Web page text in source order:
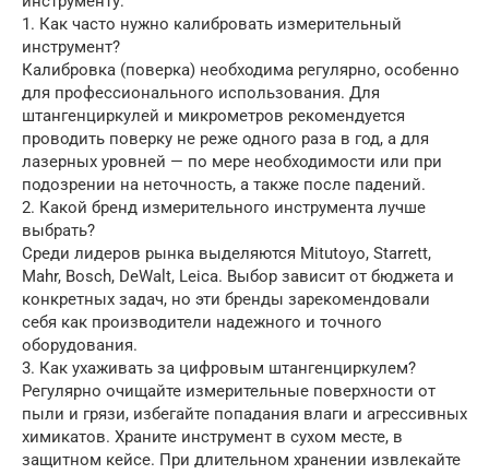
1. Как часто нужно калибровать измерительный
инструмент?
Калибровка (поверка) необходима регулярно, особенно
для профессионального использования. Для
штангенциркулей и микрометров рекомендуется
проводить поверку не реже одного раза в год, а для
лазерных уровней — по мере необходимости или при
подозрении на неточность, а также после падений.
2. Какой бренд измерительного инструмента лучше
выбрать?
Среди лидеров рынка выделяются Mitutoyo, Starrett,
Mahr, Bosch, DeWalt, Leica. Выбор зависит от бюджета и
конкретных задач, но эти бренды зарекомендовали
себя как производители надежного и точного
оборудования.
3. Как ухаживать за цифровым штангенциркулем?
Регулярно очищайте измерительные поверхности от
пыли и грязи, избегайте попадания влаги и агрессивных
химикатов. Храните инструмент в сухом месте, в
защитном кейсе. При длительном хранении извлекайте